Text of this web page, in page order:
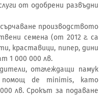
от одобрени развъдни
производството
семена (от 2012 г. са
краставици, пипер, дини
1 000 000 лв.
отглеждащи памук
помощ de minimis, като
лв. Срокът за подаване